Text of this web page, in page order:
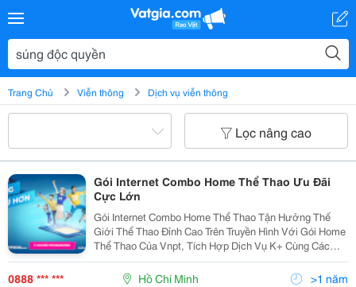
Trang Chủ Viễn thông Dịch vụ viễn thông
Lọc nâng cao
Gói Internet Combo Home Thể Thao Ưu Đãi
Cực Lớn
Gói Internet Combo Home Thể Thao Tận Hưởng Thế
Giới Thể Thao Đỉnh Cao Trên Truyền Hình Với Gói Home
Thể Thao Của Vnpt, Tích Hợp Dịch Vụ K+ Cùng Các
Giải Đấu Bóng Đá, Quần Vợt ... Sôi Động, Phát Sóng
Độc Quyền: - Tiết Kiệm Tới 50% Chi Phí Khi...
0888 *** *** Hồ Chí Minh >1 năm